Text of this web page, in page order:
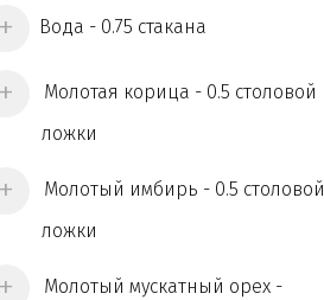
Вода - 0.75 стакана
Молотая корица - 0.5 столовой
ложки
Молотый имбирь - 0.5 столовой
ложки
Молотый мускатный орех -